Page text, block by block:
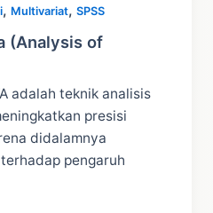
, Multivariat,SPSS
(Analysis of
adalah teknik analisis
presisi
didalamnya
pengaruh